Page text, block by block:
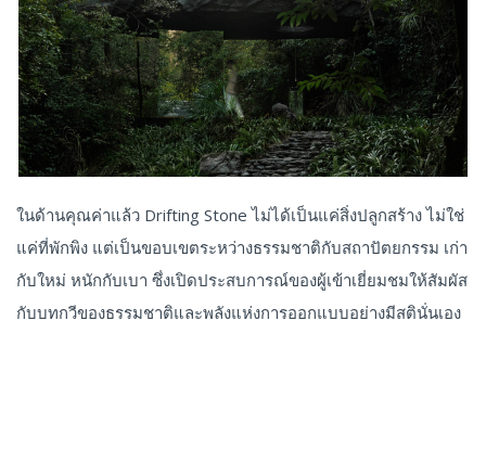
ในด้านคุณค่าแล้ว Drifting Stone ไม่ได้เป็นแค่สิ่งปลูกสร้าง ไม่ใช่
แค่ที่พักพิง แต่เป็นขอบเขตระหว่างธรรมชาติกับสถาปัตยกรรม เก่า
กับใหม่ หนักกับเบา ซึ่งเปิดประสบการณ์ของผู้เข้าเยี่ยมชมให้สัมผัส
กับบทกวีของธรรมชาติและพลังแห่งการออกแบบอย่างมีสตินั่นเอง